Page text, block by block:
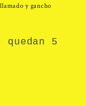
y gancho
5